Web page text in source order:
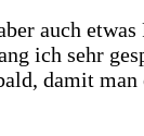
auch
ich sehr
damit